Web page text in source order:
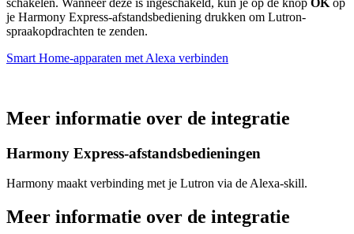
je Harmony Express-afstandsbediening drukken om Lutron-
spraakopdrachten te zenden.
Smart Home-apparaten met Alexa verbinden
Meer informatie over de integratie
Harmony Express-afstandsbedieningen
Harmony maakt verbinding met je Lutron via de Alexa-skill.
Meer informatie over de integratie